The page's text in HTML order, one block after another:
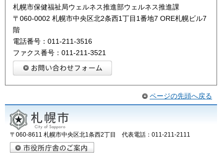
札幌市保健福祉局ウェルネス推進部ウェルネス推進課
〒060-0002 札幌市中央区北2条西1丁目1番地7 ORE札幌ビル7
階
電話番号：011-211-3516
ファクス番号：011-211-3521
ページの先頭へ戻る
〒060-8611 札幌市中央区北1条西2丁目 代表電話：011-211-2111